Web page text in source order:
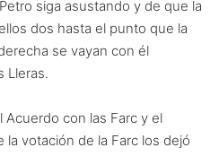
siga asustando y de que la
dos hasta el punto que la
se vayan con él
Lleras.
con las Farc y el
la votación de la Farc los dejó